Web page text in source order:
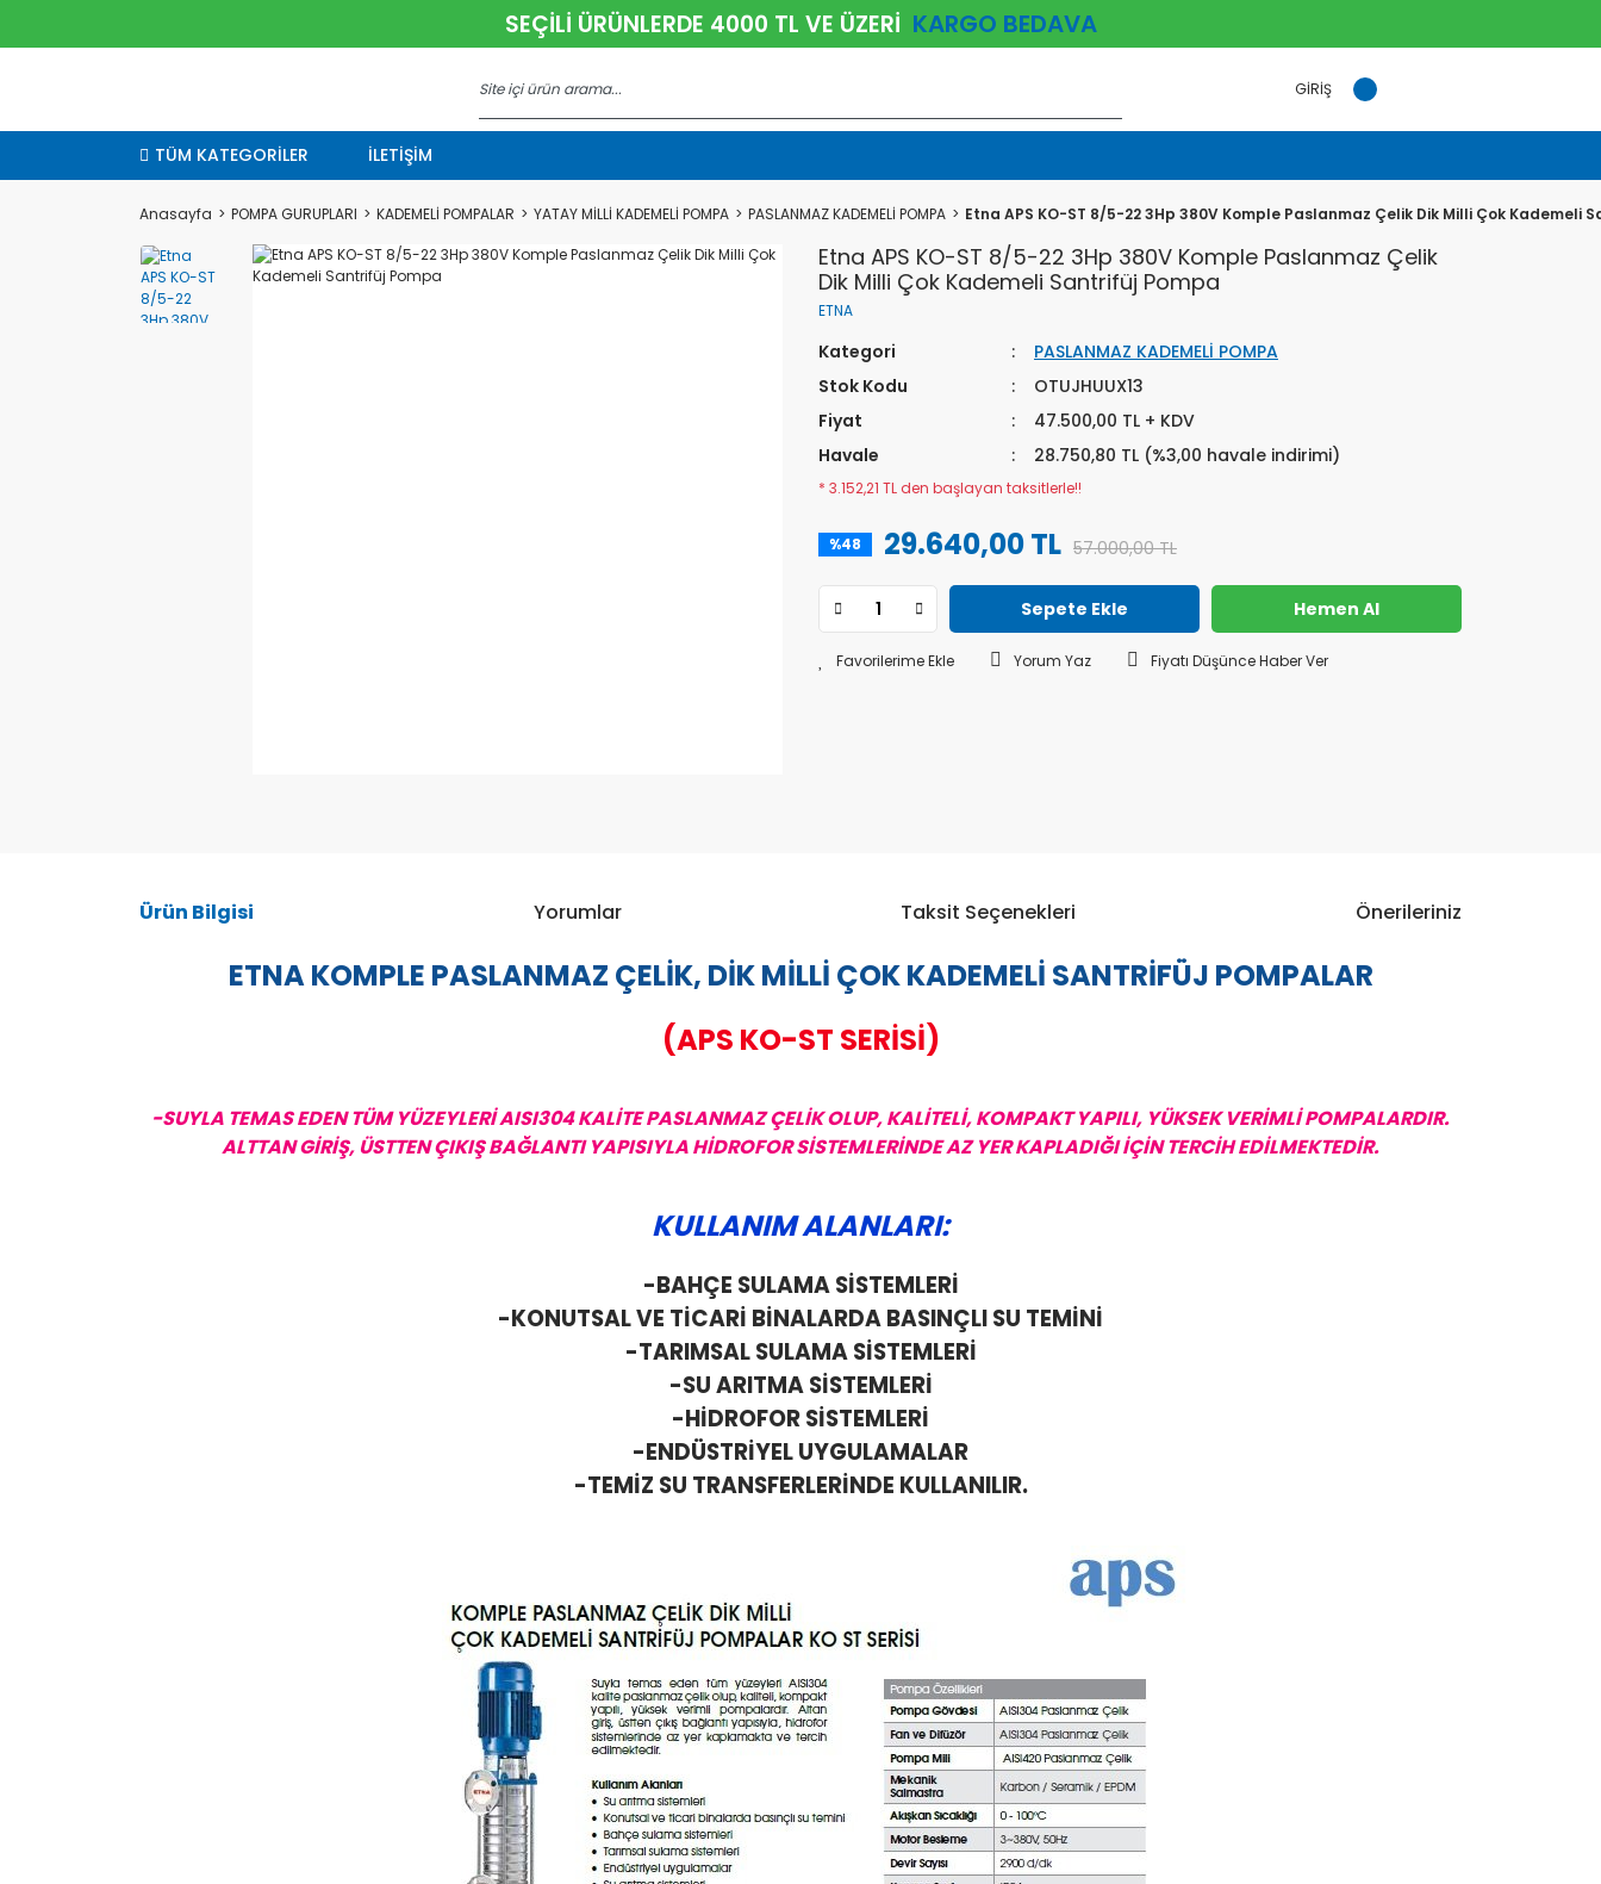
SEÇİLİ ÜRÜNLERDE 4000 TL VE ÜZERİ KARGO BEDAVA
GİRİŞ
TÜM KATEGORİLER İLETİŞİM
Anasayfa POMPA GURUPLARI KADEMELİ POMPALAR YATAY MİLLİ KADEMELİ POMPA PASLANMAZ KADEMELİ POMPA Etna APS KO-ST 8/5-22 3Hp 380V Komple Paslanmaz Çelik Dik Milli Çok Kademeli
Etna APS KO-ST 8/5-22 3Hp 380V Komple Paslanmaz Çelik
Dik Milli Çok Kademeli Santrifüj Pompa
ETNA
Kategori
PASLANMAZ KADEMELİ POMPA
Stok Kodu
OTUJHUUX13
Fiyat
47.500,00 TL + KDV
Havale
28.750,80 TL (%3,00 havale indirimi)
* 3.152,21 TL den başlayan taksitlerle!!
%48 29.640,00 TL 57.000,00 TL
Sepete Ekle Hemen Al
Yorum Yaz Fiyatı Düşünce Haber Ver
Ürün Bilgisi Yorumlar Taksit Seçenekleri Önerileriniz
ETNA KOMPLE PASLANMAZ ÇELİK, DİK MİLLİ ÇOK KADEMELİ SANTRİFÜJ POMPALAR
(APS KO-ST SERİSİ)
-SUYLA TEMAS EDEN TÜM YÜZEYLERİ AISI304 KALİTE PASLANMAZ ÇELİK OLUP, KALİTELİ, KOMPAKT YAPILI, YÜKSEK VERİMLİ POMPALARDIR.
ALTTAN GİRİŞ, ÜSTTEN ÇIKIŞ BAĞLANTI YAPISIYLA HİDROFOR SİSTEMLERİNDE AZ YER KAPLADIĞI İÇİN TERCİH EDİLMEKTEDİR.
KULLANIM ALANLARI:
-BAHÇE SULAMA SİSTEMLERİ
-KONUTSAL VE TİCARİ BİNALARDA BASINÇLI SU TEMİNİ
-TARIMSAL SULAMA SİSTEMLERİ
-SU ARITMA SİSTEMLERİ
-HİDROFOR SİSTEMLERİ
-ENDÜSTRİYEL UYGULAMALAR
-TEMİZ SU TRANSFERLERİNDE KULLANILIR.